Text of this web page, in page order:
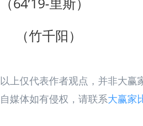
（竹千阳）
以上仅代表作者观点，并非大赢
自媒体如有侵权，请联系大赢家